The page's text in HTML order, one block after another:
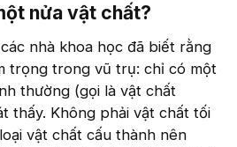
nửa vật chất?​
nhà khoa học đã biết rằng
trọng trong vũ trụ: chỉ có một
thường (gọi là vật chất
thấy. Không phải vật chất tối
vật chất cấu thành nên